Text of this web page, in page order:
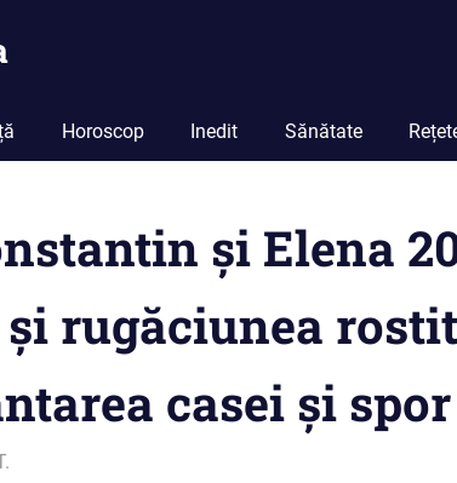
Horoscop Inedit Sănătate
și Elena
rugăciunea
casei și